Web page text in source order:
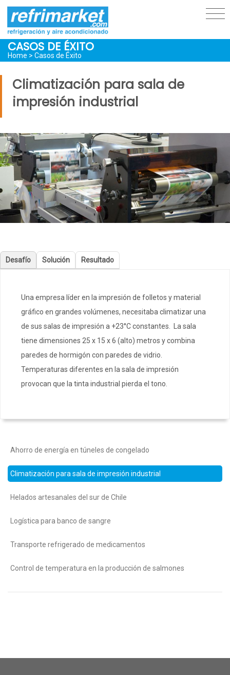
CASOS DE ÉXITO
Home > Casos de Éxito
Climatización para sala de
impresión industrial
Desafío Solución Resultado
Una empresa líder en la impresión de folletos y material
gráfico en grandes volúmenes, necesitaba climatizar una
de sus salas de impresión a +23°C constantes. La sala
tiene dimensiones 25 x 15 x 6 (alto) metros y combina
paredes de hormigón con paredes de vidrio.
Temperaturas diferentes en la sala de impresión
provocan que la tinta industrial pierda el tono.
Ahorro de energía en túneles de congelado
Climatización para sala de impresión industrial
Helados artesanales del sur de Chile
Logística para banco de sangre
Transporte refrigerado de medicamentos
Control de temperatura en la producción de salmones